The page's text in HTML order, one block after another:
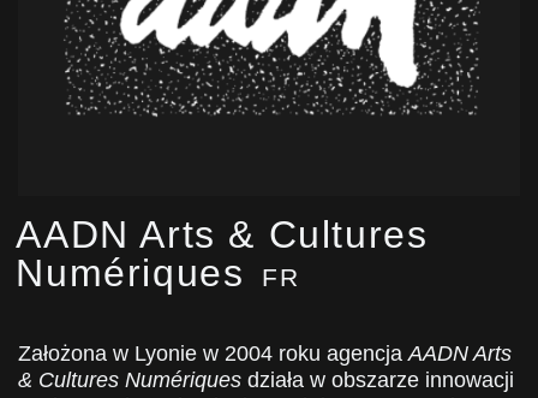
AADN Arts & Cultures
Numériques
FR
Założona w Lyonie w 2004 roku agencjaAADN Arts
& Cultures Numériques działa w obszarze innowacji